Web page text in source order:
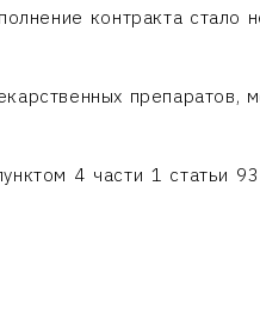
контракта стало
препаратов,
4 части 1